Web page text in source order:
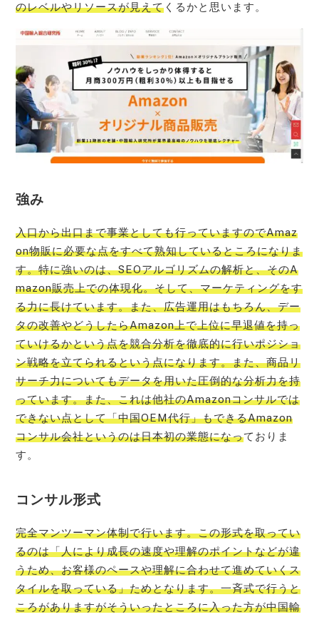
のレベルやリソースが見えて くるかと思います。
強み
入口から出口まで事業としても行っていますのでAmaz
on物販に必要な点をすべて熟知しているところになりま
す。特に強いのは、SEOアルゴリズムの解析と、そのA
mazon販売上での体現化。そして、マーケティングをす
る力に長けています。また、広告運用はもちろん、デー
タの改善やどうしたらAmazon上で上位に早退値を持っ
ていけるかという点を競合分析を徹底的に行いポジショ
ン戦略を立てられるという点になります。また、商品リ
サーチ力についてもデータを用いた圧倒的な分析力を持
っています。また、これは他社のAmazonコンサルでは
できない点として「中国OEM代行」もできるAmazon
コンサル会社というのは日本初の業態になっておりま
す。
コンサル形式
完全マンツーマン体制で行います。この形式を取ってい
るのは「人により成長の速度や理解のポイントなどが違
うため、お客様のペースや理解に合わせて進めていくス
タイルを取っている」ためとなります。一斉式で行うと
ころがありますがそういったところに入った方が中国輸